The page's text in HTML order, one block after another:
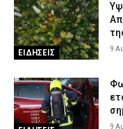
Ρόδος: Οδηγός τράκαρε
72χρονο και διέφυγε
ΑΣΤΥΝΟΜΙΑ 9 Αυγούστου
ΕΙΔΗΣΕΙΣ 9
9